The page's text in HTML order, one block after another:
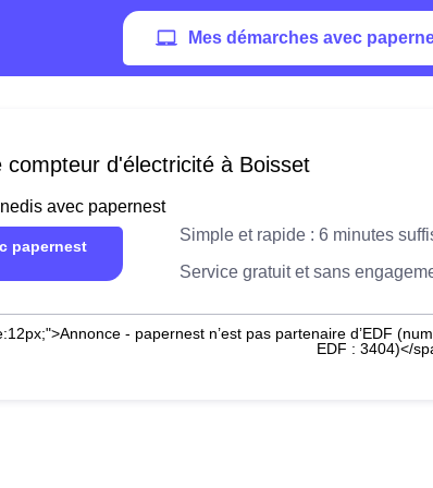
Mes démarches avec
d'électricité à Boisset
avec papernest
papernest
Simple et rapide : 6 minutes
Service gratuit et sans
- papernest n’est pas partenaire d’EDF
EDF : 3404)</